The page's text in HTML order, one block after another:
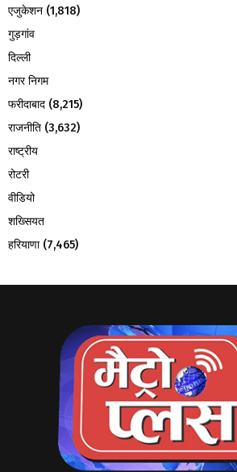
एजुकेशन (1,818)
गुड़गांव
दिल्ली
नगर निगम
फरीदाबाद (8,215)
राजनीति (3,632)
राष्ट्रीय
रोटरी
वीडियो
शख्सियत
हरियाणा(7,465)